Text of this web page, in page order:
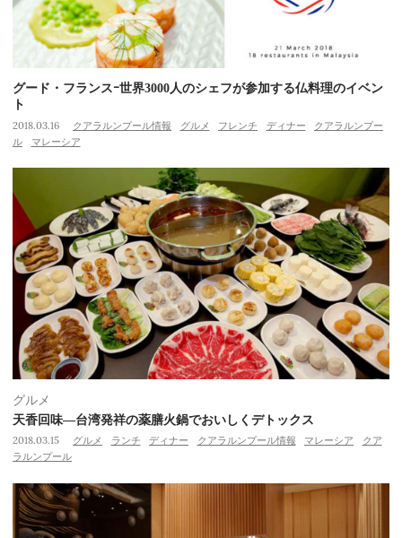
グード・フランスｰ世界3000人のシェフが参加する仏料理のイベン
ト
2018.03.16 クアラルンプール情報 グルメ フレンチ ディナー
クアラルンプー
ル
マレーシア
グルメ
天香回味―台湾発祥の薬膳火鍋でおいしくデトックス
2018.03.15 グルメ ランチ ディナー クアラルンプール情報 マレーシア
クア
ラルンプール